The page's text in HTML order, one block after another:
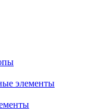
элементы